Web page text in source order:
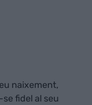
naixement,
fidel al seu